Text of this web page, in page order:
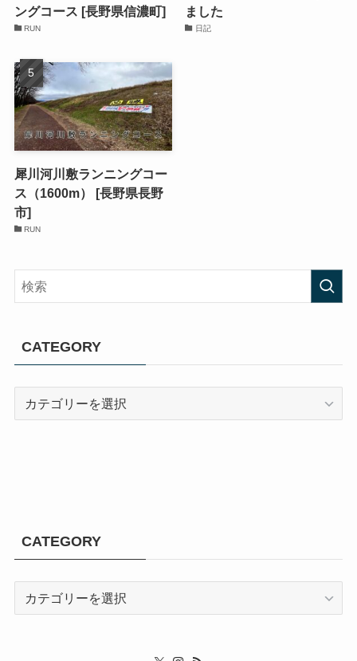
ングコース [長野県信濃町]
RUN
ました
日記
犀川河川敷ランニングコー
ス（1600m） [長野県長野
市]
RUN
CATEGORY
CATEGORY
CATEGORY
CATEGORY